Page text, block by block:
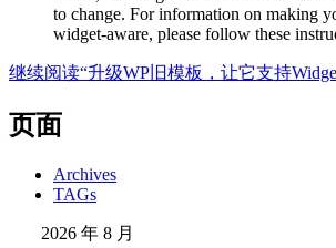
to change. For information on making
widget-aware, please follow these
继续阅读“升级WP旧模板，让它支持
页面
Archives
TAGs
2026 年 8 月